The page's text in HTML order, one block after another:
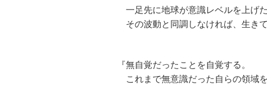
一足先に地球が意識レベルを上げた
その波動と同調しなければ、生きて
『無自覚だったことを自覚する。
これまで無意識だった自らの領域を